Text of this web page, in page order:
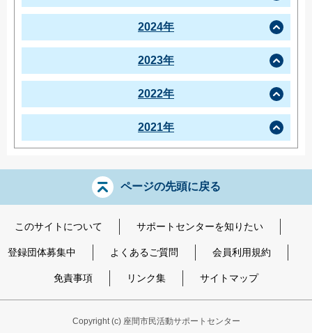
2024年
2023年
2022年
2021年
ページの先頭に戻る
このサイトについて サポートセンターを知りたい
登録団体募集中 よくあるご質問 会員利用規約
免責事項 リンク集 サイトマップ
Copyright (c) 座間市民活動サポートセンター